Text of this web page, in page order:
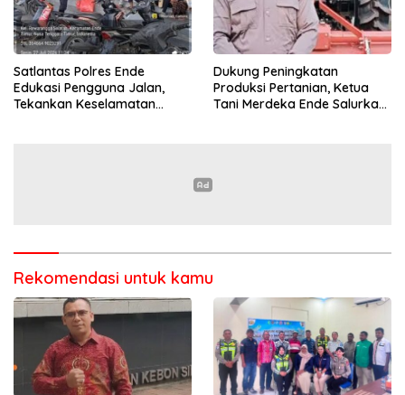
Satlantas Polres Ende
Edukasi Pengguna Jalan,
Tekankan Keselamatan
Dukung Peningkatan
Produksi Pertanian, Ketua
Tani Merdeka Ende Salurkan
Rekomendasi untuk kamu